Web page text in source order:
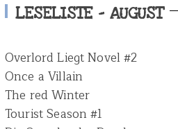
f
r
:
LESELISTE – AUGUST
Overlord Liegt Novel #2
Once a Villain
The red Winter
Tourist Season #1